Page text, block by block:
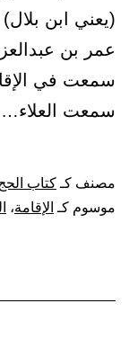
(يعني ابن
عمر بن
سمعت في
سمعت العلاء…
مصنف كـكتاب
موسوم كـ الإقامة،